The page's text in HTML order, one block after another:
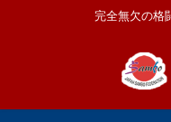
完全無欠の格